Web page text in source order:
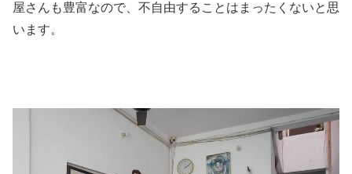
屋さんも豊富なので、不自由することはまったくないと思
います。